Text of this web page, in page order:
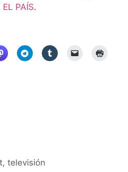
PAÍS.
,televisión